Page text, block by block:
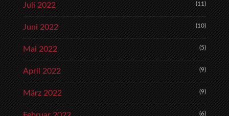
Juli 2022 (11)
Juni 2022 (10)
Mai 2022 (5)
April 2022 (9)
März 2022 (9)
(6)